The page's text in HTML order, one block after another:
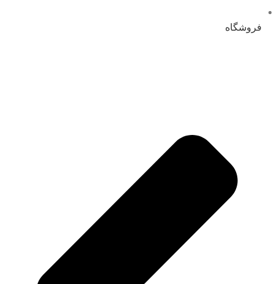
فروشگاه